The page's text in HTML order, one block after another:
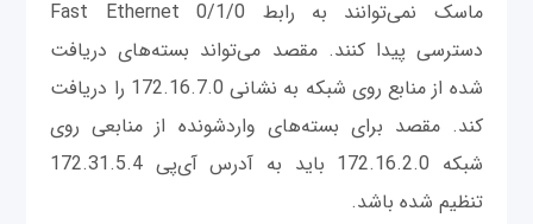
ماسک نمی‌توانند به رابط Fast Ethernet 0/1/0
دسترسی پیدا کنند. مقصد می‌تواند بسته‌های دریافت
شده از منابع روی شبکه به نشانی 172.16.7.0 را دریافت
کند. مقصد برای بسته‌های واردشونده از منابعی روی
شبکه 172.16.2.0 باید به آدرس آی‌پی 172.31.5.4
تنظیم شده‌ باشد.